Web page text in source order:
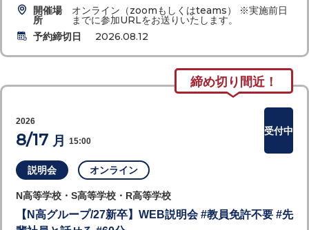
開催場
所
オンライン（zoomもしくはteams） ※実施前日
までに参加URLをお送りいたします。
予約締切日
2026.08.12
締め切り間近！
説明会 オンライン
N高等学校・S高等学校・R高等学校
【N高グループ/27新卒】WEB説明会 #教員免許不要 #先
2026
8/17 月 15:00
受付中